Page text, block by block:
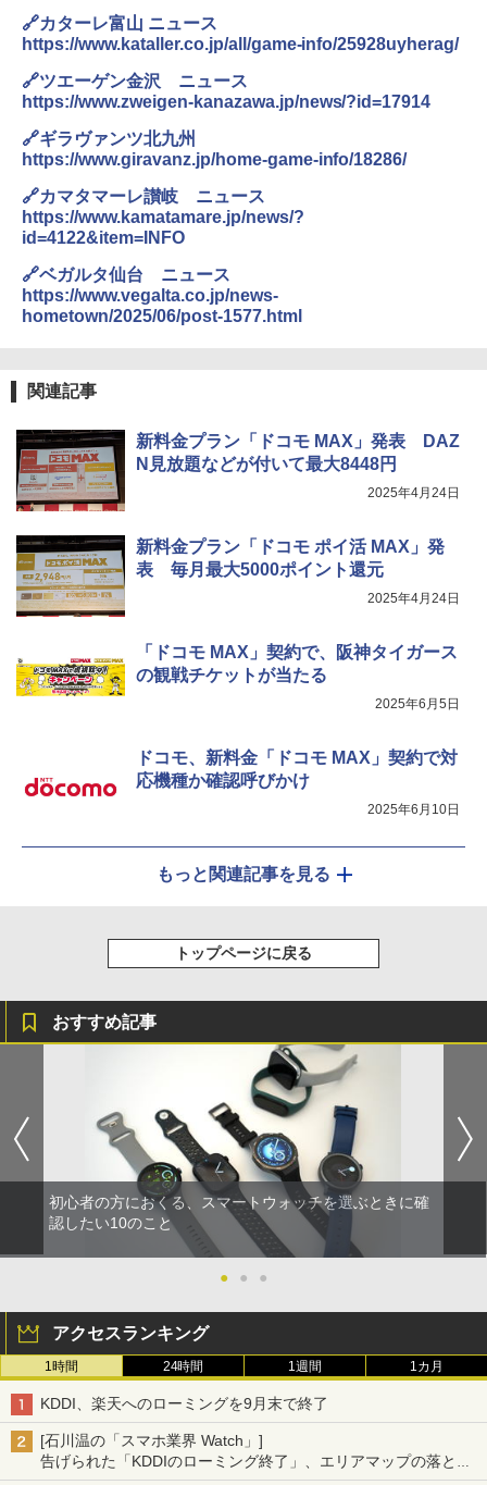
🔗カターレ富山 ニュース
https://www.kataller.co.jp/all/game-info/25928uyherag/
🔗ツエーゲン金沢 ニュース
https://www.zweigen-kanazawa.jp/news/?id=17914
🔗ギラヴァンツ北九州
https://www.giravanz.jp/home-game-info/18286/
🔗カマタマーレ讃岐 ニュース
https://www.kamatamare.jp/news/?
id=4122&item=INFO
🔗ベガルタ仙台 ニュース
https://www.vegalta.co.jp/news-
hometown/2025/06/post-1577.html
関連記事
新料金プラン「ドコモ MAX」発表 DAZ
N見放題などが付いて最大8448円
2025年4月24日
新料金プラン「ドコモ ポイ活 MAX」発
表 毎月最大5000ポイント還元
2025年4月24日
「ドコモ MAX」契約で、阪神タイガース
の観戦チケットが当たる
2025年6月5日
ドコモ、新料金「ドコモ MAX」契約で対
応機種か確認呼びかけ
2025年6月10日
もっと関連記事を見る
トップページに戻る
おすすめ記事
初心者の方におくる、スマートウォッチを選ぶときに確
認したい10のこと
● ● ●
アクセスランキング
1時間 24時間 1週間 1カ月
KDDI、楽天へのローミングを9月末で終了
[石川温の「スマホ業界 Watch」]
告げられた「KDDIのローミング終了」、エリアマップの落とし
穴と楽天モバイルの課題